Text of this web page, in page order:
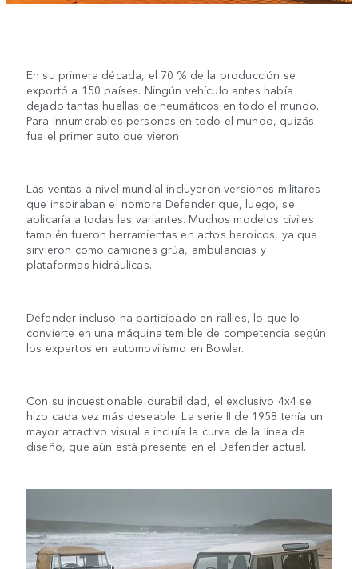
En su primera década, el 70 % de la producción se
exportó a 150 países. Ningún vehículo antes había
dejado tantas huellas de neumáticos en todo el mundo.
Para innumerables personas en todo el mundo, quizás
fue el primer auto que vieron.
Las ventas a nivel mundial incluyeron versiones militares
que inspiraban el nombre Defender que, luego, se
aplicaría a todas las variantes. Muchos modelos civiles
también fueron herramientas en actos heroicos, ya que
sirvieron como camiones grúa, ambulancias y
plataformas hidráulicas.
Defender incluso ha participado en rallies, lo que lo
convierte en una máquina temible de competencia según
los expertos en automovilismo en Bowler.
Con su incuestionable durabilidad, el exclusivo 4x4 se
hizo cada vez más deseable. La serie II de 1958 tenía un
mayor atractivo visual e incluía la curva de la línea de
diseño, que aún está presente en el Defender actual.